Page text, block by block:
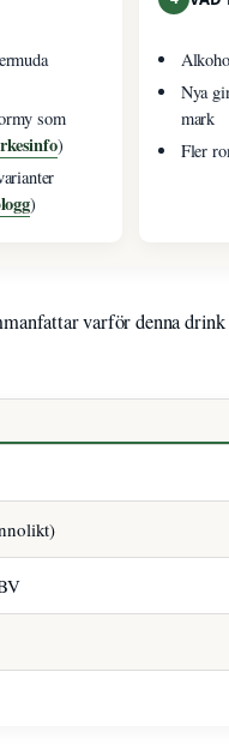
som
)
)
Nya
mark
Fler
varför denna